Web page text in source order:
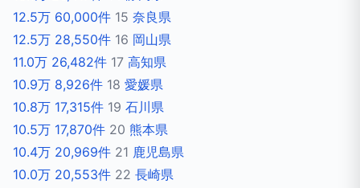
12.5万 60,000件 15 奈良県
12.5万 28,550件 16 岡山県
11.0万 26,482件 17 高知県
10.9万 8,926件 18 愛媛県
10.8万 17,315件 19 石川県
10.5万 17,870件 20 熊本県
10.4万 20,969件 21 鹿児島県
10.0万 20,553件 22 長崎県